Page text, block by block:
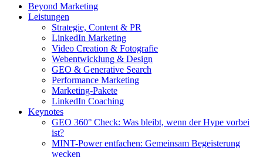
Beyond Marketing
Leistungen
Strategie, Content & PR
LinkedIn Marketing
Video Creation & Fotografie
Webentwicklung & Design
GEO & Generative Search
Performance Marketing
Marketing-Pakete
LinkedIn Coaching
Keynotes
GEO 360° Check: Was bleibt, wenn der Hype vorbei
ist?
MINT-Power entfachen: Gemeinsam Begeisterung
wecken